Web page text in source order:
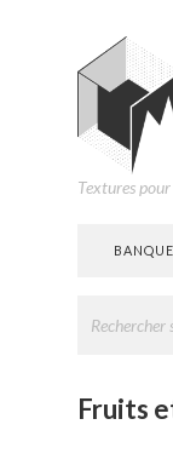
Textures
Fruits